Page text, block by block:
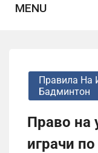
MENU
Правила На
Бадминтон
Право на
играчи